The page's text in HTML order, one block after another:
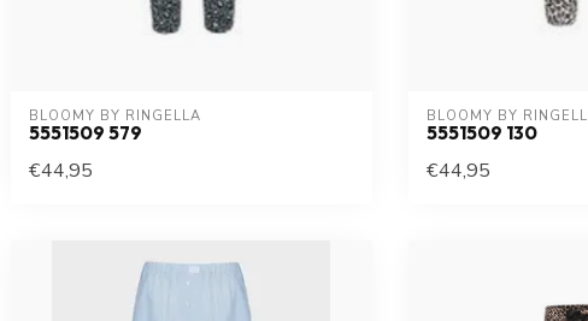
BLOOMY BY RINGELLA
5551509 579
€44,95
BLOOMY BY
5551509 130
€44,95